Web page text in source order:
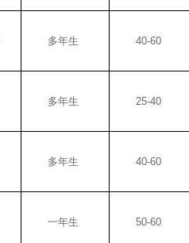
多年生 40-60
多年生 25-40
多年生 40-60
一年生 50-60